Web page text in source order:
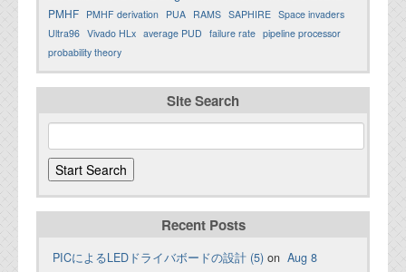
PMHF PMHF derivation PUA RAMS SAPHIRE Space invaders
Ultra96 Vivado HLx average PUD failure rate pipeline processor
probability theory
Site Search
Recent Posts
PICによるLEDドライバボードの設計 (5) on Aug 8